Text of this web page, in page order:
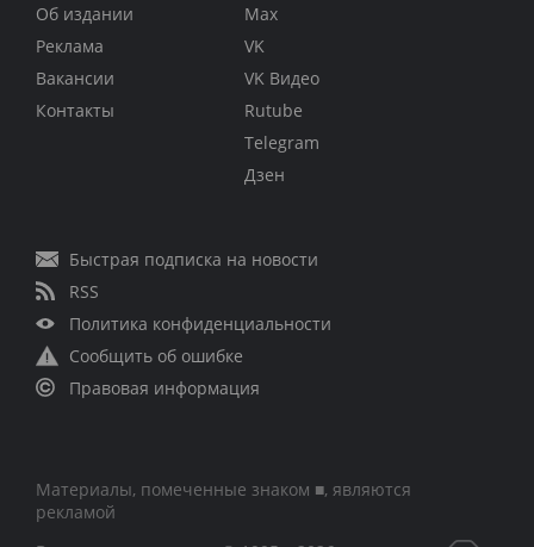
Об издании
Реклама
Вакансии
Контакты
Max
VK
VK Видео
Rutube
Telegram
Дзен
Быстрая подписка на новости
RSS
Политика конфиденциальности
Сообщить об ошибке
Правовая информация
Материалы, помеченные знаком ■, являются
рекламой